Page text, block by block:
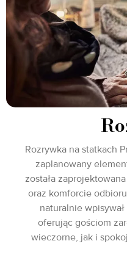
Rozrywka na statkach
zaplanowany
została
oraz komforcie
naturalnie
oferując gościom
wieczorne, jak i